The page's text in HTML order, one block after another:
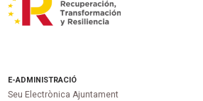
E-ADMINISTRACIÓ
Seu Electrònica Ajuntament